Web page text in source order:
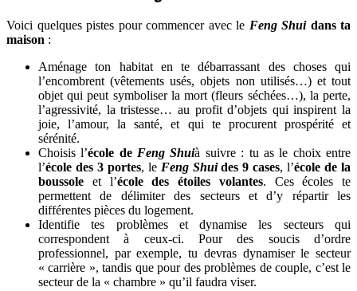
Voici quelques pistes pour commencer avec le Feng Shuidans ta
maison :
Aménage ton habitat en te débarrassant des choses qui
l’encombrent (vêtements usés, objets non utilisés…) et tout
objet qui peut symboliser la mort (fleurs séchées…), la perte,
l’agressivité, la tristesse… au profit d’objets qui inspirent la
joie, l’amour, la santé, et qui te procurent prospérité et
sérénité.
Choisis l’école de Feng Shuià suivre : tu as le choix entre
l’école des 3 portes, le Feng Shuides 9 cases, l’école de la
boussole et l’école des étoiles volantes. Ces écoles te
permettent de délimiter des secteurs et d’y répartir les
différentes pièces du logement.
Identifie tes problèmes et dynamise les secteurs qui
correspondent à ceux-ci. Pour des soucis d’ordre
professionnel, par exemple, tu devras dynamiser le secteur
« carrière », tandis que pour des problèmes de couple, c’est le
secteur de la « chambre » qu’il faudra viser.